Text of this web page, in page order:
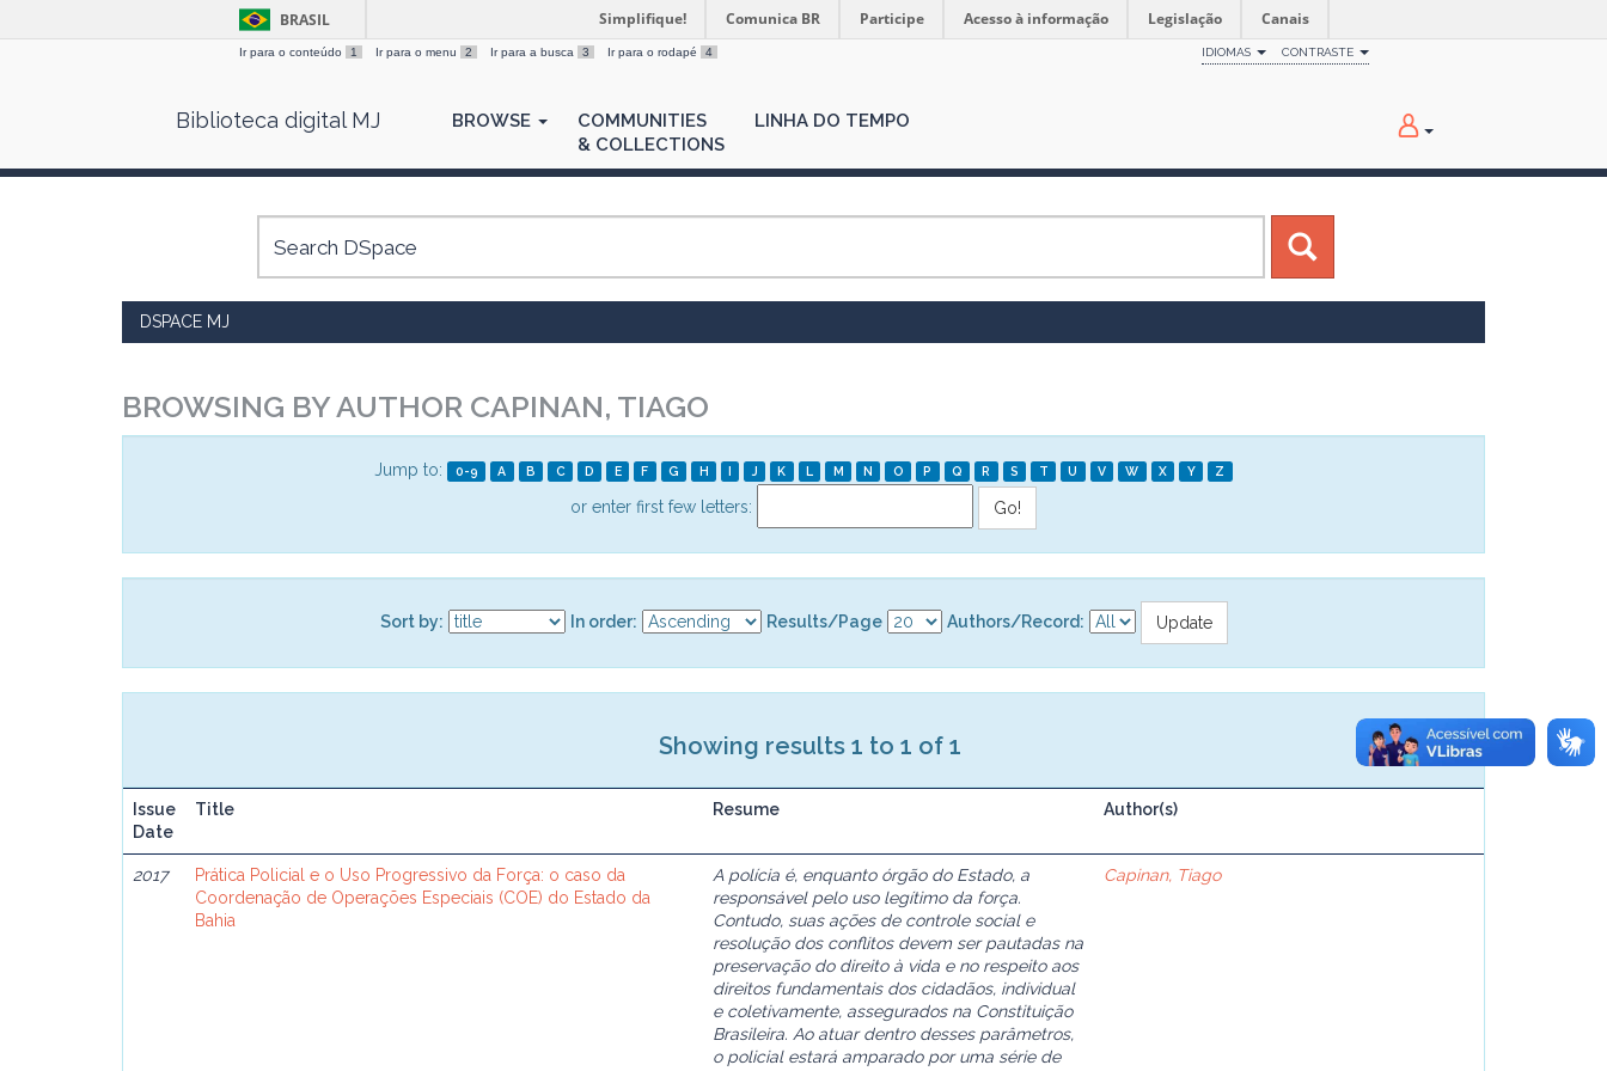
BRASIL Simplifique! Comunica BR Participe Acesso à informação Legislação Canais
Ir para o conteúdo 1 Ir para o menu 2 Ir para a busca 3 Ir para o rodapé 4 IDIOMAS CONTRASTE
Biblioteca digital MJ BROWSE
COMMUNITIES
& COLLECTIONS
LINHA DO TEMPO
DSPACE MJ
BROWSING BY AUTHOR CAPINAN, TIAGO
Jump to: 0-9 A B C D E F G H I J K L M N O P Q R S T U V W X Y Z
or enter first few letters:
Sort by: In order: Results/Page Authors/Record:
Showing results 1 to 1 of 1
Issue
Date
Title Resume Author(s)
2017
Prática Policial e o Uso Progressivo da Força: o caso da
Coordenação de Operações Especiais (COE) do Estado da
Bahia
A polícia é, enquanto órgão do Estado, a
responsável pelo uso legítimo da força.
Contudo, suas ações de controle social e
resolução dos conflitos devem ser pautadas na
preservação do direito à vida e no respeito aos
direitos fundamentais dos cidadãos, individual
e coletivamente, assegurados na Constituição
Brasileira. Ao atuar dentro desses parâmetros,
o policial estará amparado por uma série de
Capinan, Tiago